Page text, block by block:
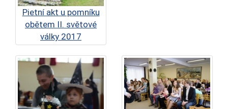
Pietní akt u pomníku
obětem II. světové
války 2017